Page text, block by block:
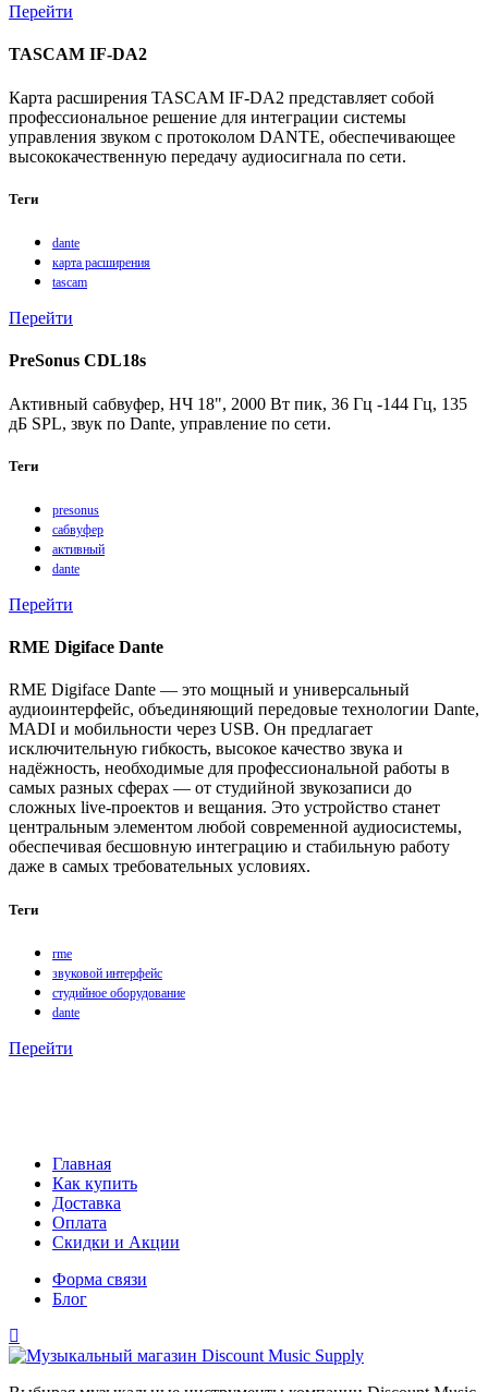
Перейти
TASCAM IF-DA2
Карта расширения TASCAM IF-DA2 представляет собой
профессиональное решение для интеграции системы
управления звуком с протоколом DANTE, обеспечивающее
высококачественную передачу аудиосигнала по сети.
Теги
dante
карта расширения
tascam
Перейти
PreSonus CDL18s
Активный сабвуфер, НЧ 18", 2000 Вт пик, 36 Гц -144 Гц, 135
дБ SPL, звук по Dante, управление по сети.
Теги
presonus
сабвуфер
активный
dante
Перейти
RME Digiface Dante
RME Digiface Dante — это мощный и универсальный
аудиоинтерфейс, объединяющий передовые технологии Dante,
MADI и мобильности через USB. Он предлагает
исключительную гибкость, высокое качество звука и
надёжность, необходимые для профессиональной работы в
самых разных сферах — от студийной звукозаписи до
сложных live-проектов и вещания. Это устройство станет
центральным элементом любой современной аудиосистемы,
обеспечивая бесшовную интеграцию и стабильную работу
даже в самых требовательных условиях.
Теги
rme
звуковой интерфейс
студийное оборудование
dante
Перейти
Главная
Как купить
Доставка
Оплата
Скидки и Акции
Форма связи
Блог